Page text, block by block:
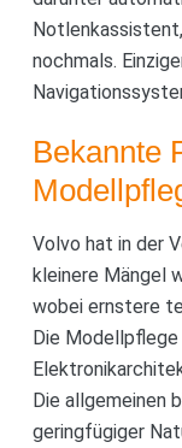
nochmals.
Bekannte
Volvo hat in der
kleinere Mängel
wobei ernstere
Die
Die allgemeinen
geringfügiger